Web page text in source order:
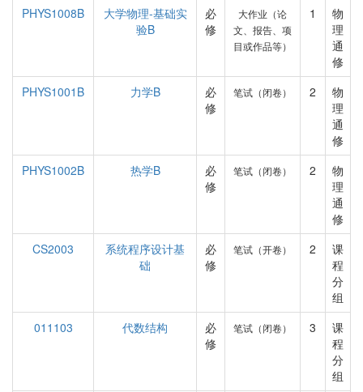
PHYS1008B
大学物理-基础实
验B
必
修
大作业（论
文、报告、项
目或作品等）
1
物
理
通
修
PHYS1001B
力学B
必
修
笔试（闭卷） 2
物
理
通
修
PHYS1002B
热学B
必
修
笔试（闭卷） 2
物
理
通
修
CS2003
系统程序设计基
础
必
修
笔试（开卷） 2
课
程
分
组
011103
代数结构
必
修
笔试（闭卷） 3
课
程
分
组